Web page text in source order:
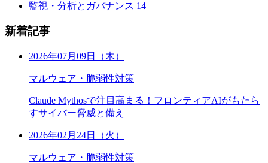
監視・分析とガバナンス 14
新着記事
2026年07月09日（木）
マルウェア・脆弱性対策
Claude Mythosで注目高まる！フロンティアAIがもたら
すサイバー脅威と備え
2026年02月24日（火）
マルウェア・脆弱性対策